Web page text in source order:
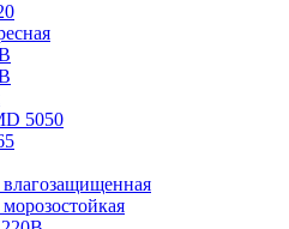
5050
влагозащищенная